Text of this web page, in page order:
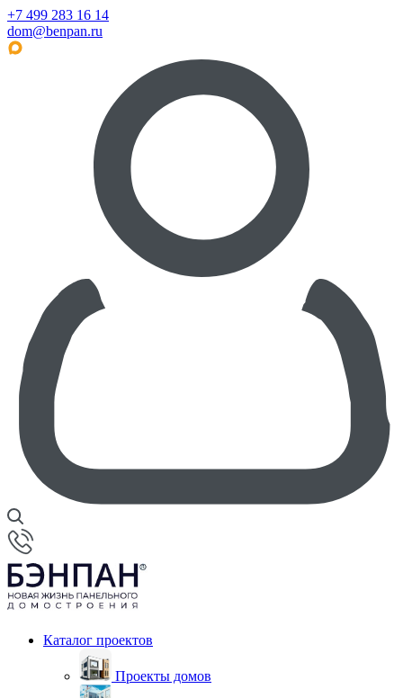
+7 499 283 16 14
dom@benpan.ru
Каталог проектов
Проекты домов